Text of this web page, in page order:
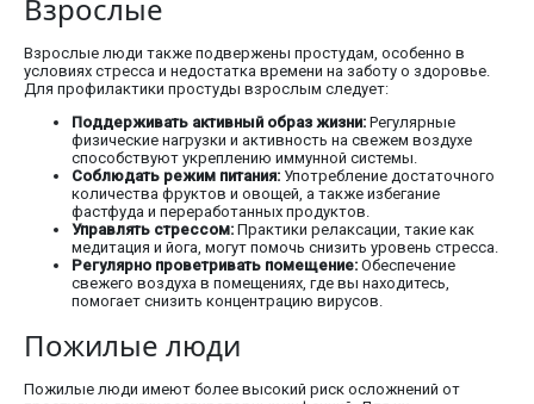
Взрослые
Взрослые люди также подвержены простудам, особенно в
условиях стресса и недостатка времени на заботу о здоровье.
Для профилактики простуды взрослым следует:
Поддерживать активный образ жизни: Регулярные
физические нагрузки и активность на свежем воздухе
способствуют укреплению иммунной системы.
Соблюдать режим питания: Употребление достаточного
количества фруктов и овощей, а также избегание
фастфуда и переработанных продуктов.
Управлять стрессом: Практики релаксации, такие как
медитация и йога, могут помочь снизить уровень стресса.
Регулярно проветривать помещение: Обеспечение
свежего воздуха в помещениях, где вы находитесь,
помогает снизить концентрацию вирусов.
Пожилые люди
Пожилые люди имеют более высокий риск осложнений от